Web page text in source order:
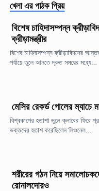
খেলা এর পাঠক প্রিয়
বিশেষ চাহিদাসম্পন্ন
ক্রীড়ামন্ত্রীর
বিশেষ চাহিদাসম্পন্ন ক্রীড়াবিদদের
পর্যায়ে তুলে আনতে দ্রুত সময়ের মধ্যে...
মেসির রেকর্ড গোলের ম্যাচে
বিশ্বকাপের হতাশা ভুলে ক্লাবের ফিরে
ভক্তদের হতাশ করেছিলেন লিওনেল...
শরীরের গঠন নিয়ে
রোনালদোরও